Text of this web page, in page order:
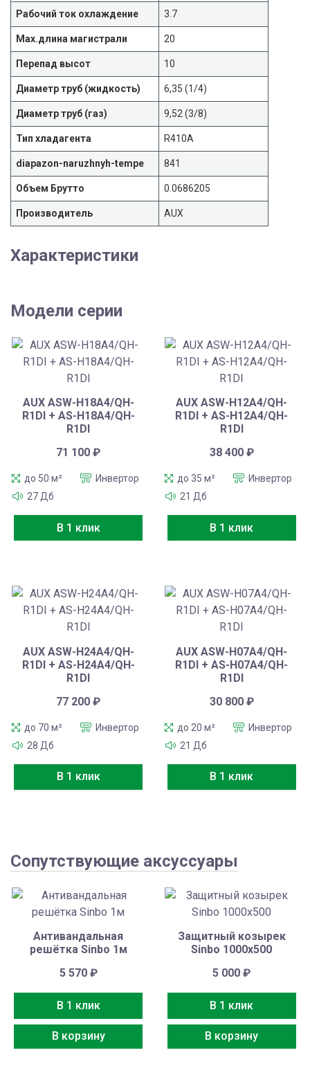
Рабочий ток охлаждение 3.7
Max.длина магистрали 20
Перепад высот 10
Диаметр труб (жидкость) 6,35 (1/4)
Диаметр труб (газ) 9,52 (3/8)
Тип хладагента R410A
diapazon-naruzhnyh-tempe 841
Объем Брутто 0.0686205
Производитель AUX
Характеристики
Модели серии
AUX ASW-H18A4/QH-
R1DI + AS-H18A4/QH-
R1DI
71 100₽
до 50 м²
Инвертор
27 Дб
В 1 клик
AUX ASW-H12A4/QH-
R1DI + AS-H12A4/QH-
R1DI
38 400 ₽
до 35 м²
Инвертор
21 Дб
В 1 клик
AUX ASW-H24A4/QH-
R1DI + AS-H24A4/QH-
R1DI
77 200₽
до 70 м²
Инвертор
28 Дб
В 1 клик
AUX ASW-H07A4/QH-
R1DI + AS-H07A4/QH-
R1DI
30 800 ₽
до 20 м²
Инвертор
21 Дб
В 1 клик
Сопутствующие аксуссуары
Антивандальная
решётка Sinbo 1м
5 570 ₽
В 1 клик
В корзину
Защитный козырек
Sinbo 1000х500
5 000₽
В 1 клик
В корзину